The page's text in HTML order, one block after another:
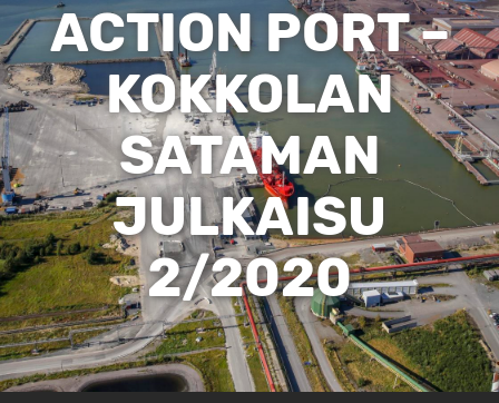
ACTION PORT –
KOKKOLAN
SATAMAN
JULKAISU
2/2020